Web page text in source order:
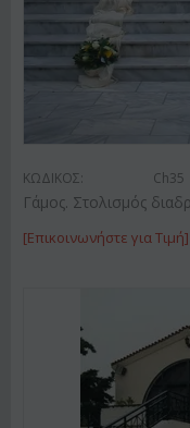
ΚΩΔΙΚΟΣ: Ch35
Γάμος. Στολισμός
[Επικοινωνήστε για Τιμή]